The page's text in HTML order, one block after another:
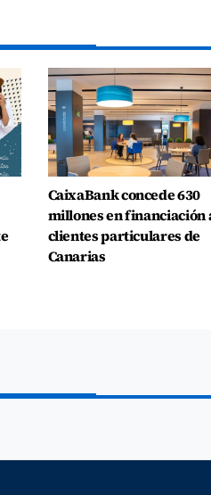
CaixaBank concede 630
millones en financiación
clientes particulares de
Canarias